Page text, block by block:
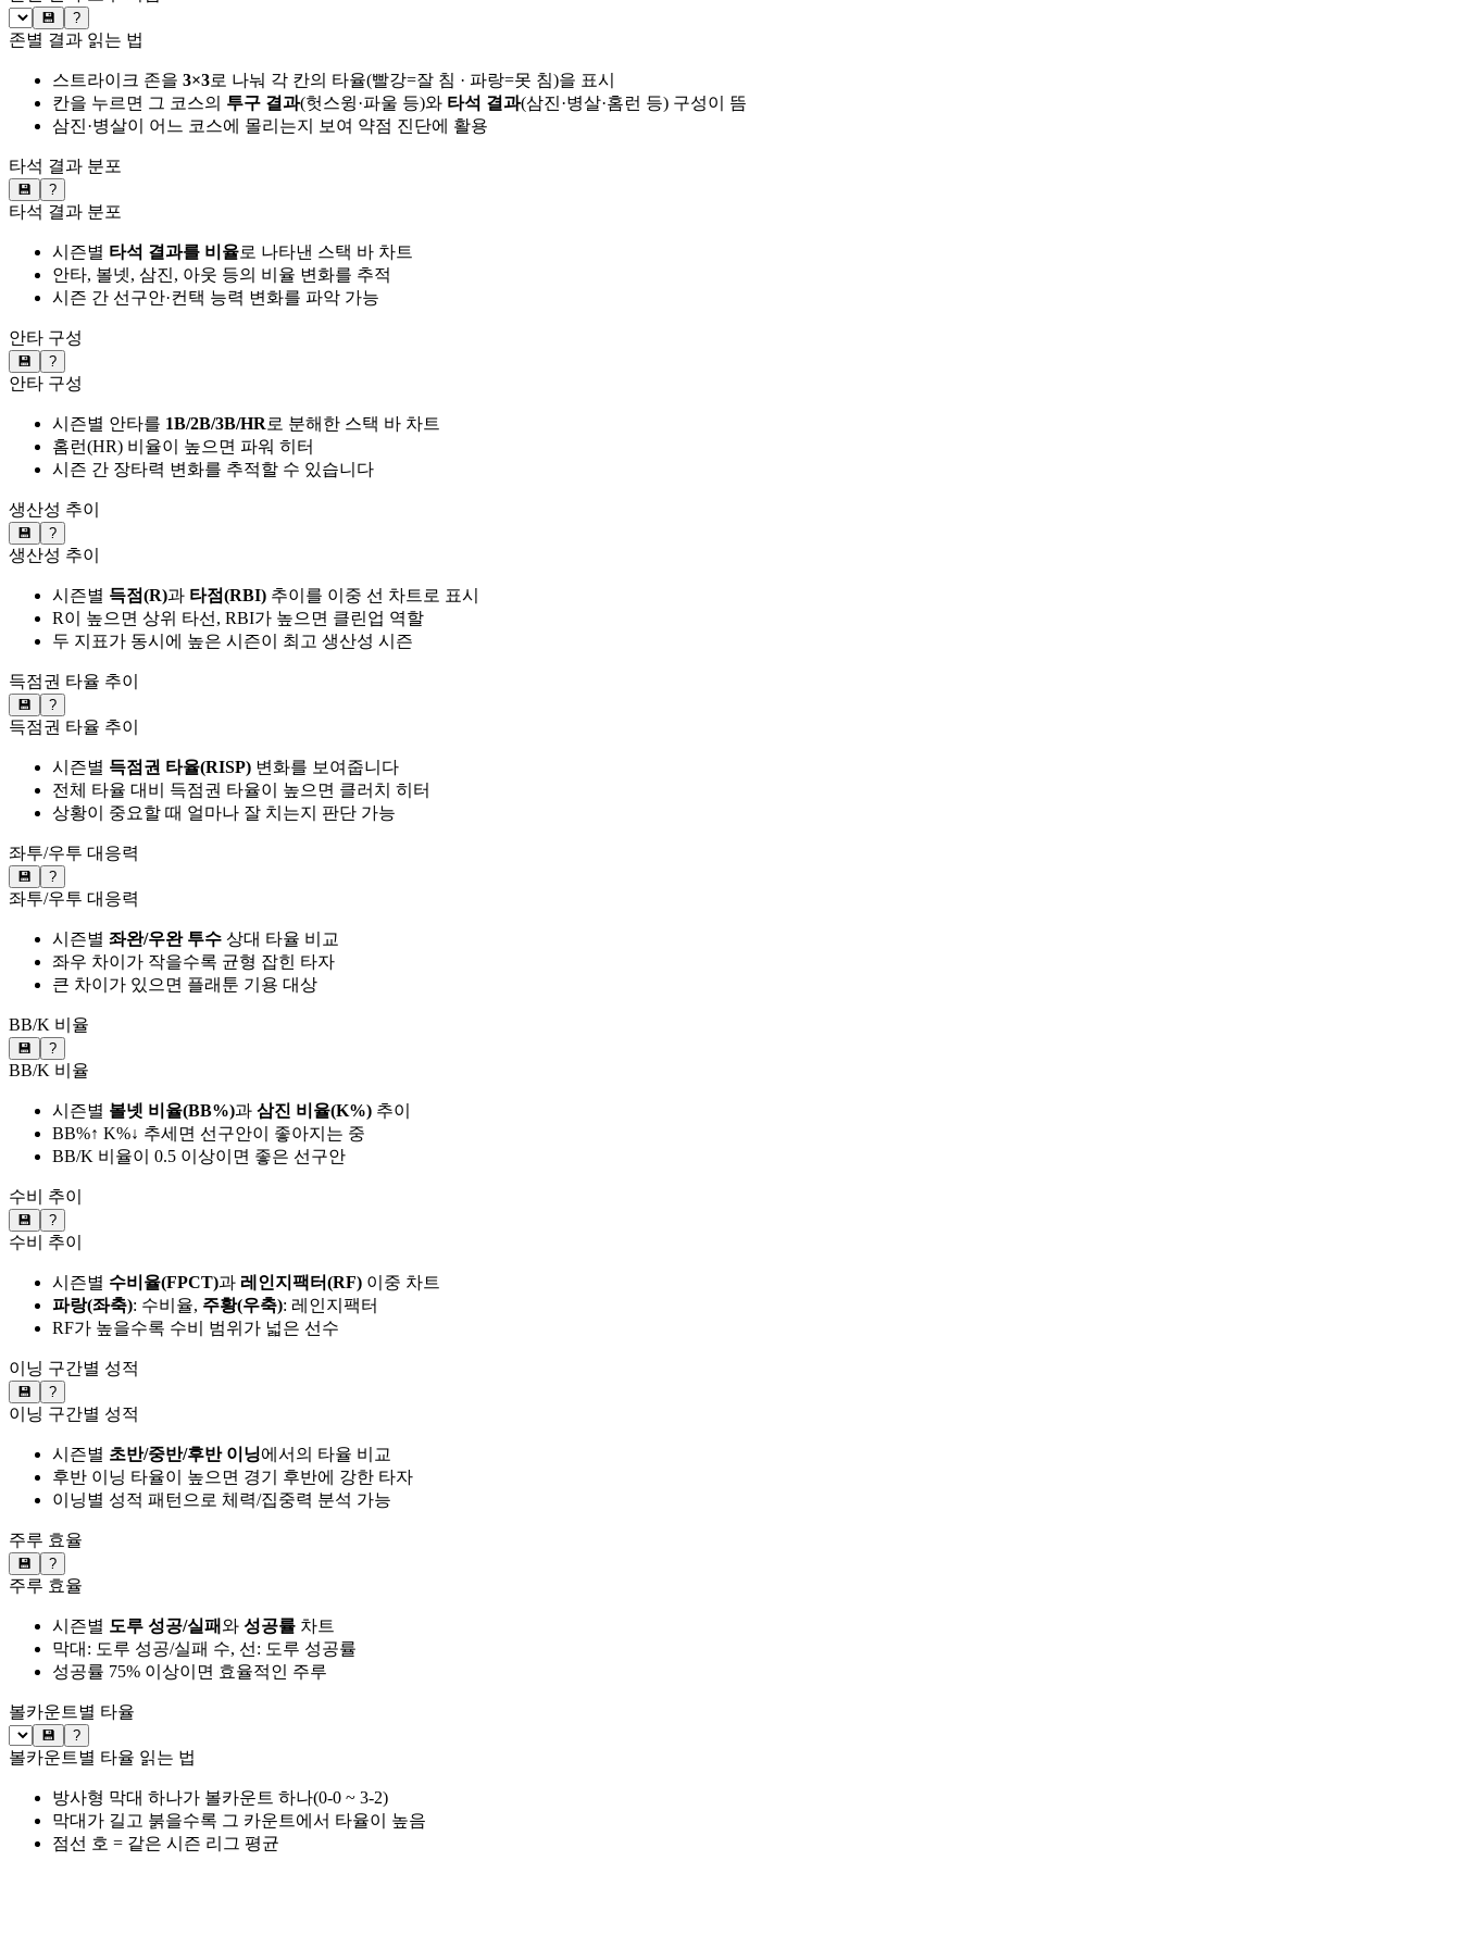
💾 ?
존별 결과 읽는 법
스트라이크 존을 3×3로 나눠 각 칸의 타율(빨강=잘 침 · 파랑=못 침)을 표시
칸을 누르면 그 코스의 투구 결과(헛스윙·파울 등)와 타석 결과(삼진·병살·홈런 등) 구성이 뜸
삼진·병살이 어느 코스에 몰리는지 보여 약점 진단에 활용
타석 결과 분포
💾 ?
타석 결과 분포
시즌별 타석 결과를 비율로 나타낸 스택 바 차트
안타, 볼넷, 삼진, 아웃 등의 비율 변화를 추적
시즌 간 선구안·컨택 능력 변화를 파악 가능
안타 구성
💾 ?
안타 구성
시즌별 안타를 1B/2B/3B/HR로 분해한 스택 바 차트
홈런(HR) 비율이 높으면 파워 히터
시즌 간 장타력 변화를 추적할 수 있습니다
생산성 추이
💾 ?
생산성 추이
시즌별 득점(R)과 타점(RBI) 추이를 이중 선 차트로 표시
R이 높으면 상위 타선, RBI가 높으면 클린업 역할
두 지표가 동시에 높은 시즌이 최고 생산성 시즌
득점권 타율 추이
💾 ?
득점권 타율 추이
시즌별 득점권 타율(RISP) 변화를 보여줍니다
전체 타율 대비 득점권 타율이 높으면 클러치 히터
상황이 중요할 때 얼마나 잘 치는지 판단 가능
좌투/우투 대응력
💾 ?
좌투/우투 대응력
시즌별 좌완/우완 투수 상대 타율 비교
좌우 차이가 작을수록 균형 잡힌 타자
큰 차이가 있으면 플래툰 기용 대상
BB/K 비율
💾 ?
BB/K 비율
시즌별 볼넷 비율(BB%)과 삼진 비율(K%) 추이
BB%↑ K%↓ 추세면 선구안이 좋아지는 중
BB/K 비율이 0.5 이상이면 좋은 선구안
수비 추이
💾 ?
수비 추이
시즌별 수비율(FPCT)과 레인지팩터(RF) 이중 차트
파랑(좌축): 수비율, 주황(우축): 레인지팩터
RF가 높을수록 수비 범위가 넓은 선수
이닝 구간별 성적
💾 ?
이닝 구간별 성적
시즌별 초반/중반/후반 이닝에서의 타율 비교
후반 이닝 타율이 높으면 경기 후반에 강한 타자
이닝별 성적 패턴으로 체력/집중력 분석 가능
주루 효율
💾 ?
주루 효율
시즌별 도루 성공/실패와 성공률 차트
막대: 도루 성공/실패 수, 선: 도루 성공률
성공률 75% 이상이면 효율적인 주루
볼카운트별 타율
💾 ?
볼카운트별 타율 읽는 법
방사형 막대 하나가 볼카운트 하나(0-0 ~ 3-2)
막대가 길고 붉을수록 그 카운트에서 타율이 높음
점선 호 = 같은 시즌 리그 평균